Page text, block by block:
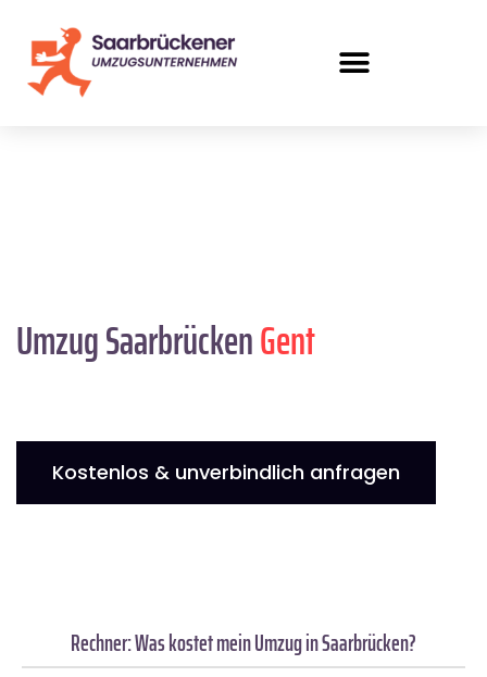
Umzug SaarbrückenGent
Kostenlos & unverbindlich anfragen
Rechner: Was kostet mein Umzug in Saarbrücken?